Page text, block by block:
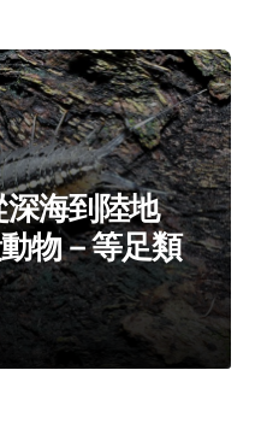
海到陸地
物－等足類